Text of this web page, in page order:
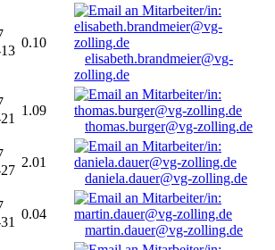
0.10
elisabeth.brandmeier@vg-
zolling.de
1.09
thomas.burger@vg-zolling.de
2.01
daniela.dauer@vg-zolling.de
0.04
martin.dauer@vg-zolling.de